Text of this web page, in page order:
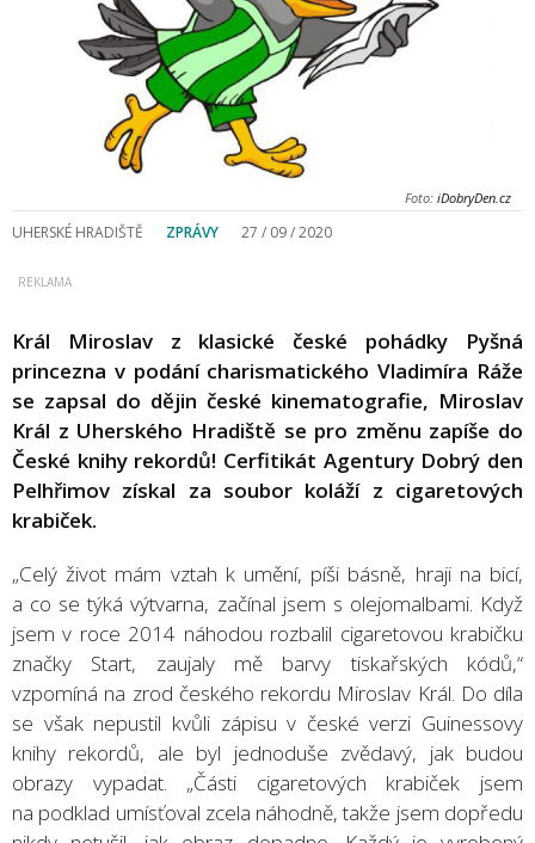
Foto: iDobryDen.cz
UHERSKÉ HRADIŠTĚ ZPRÁVY 27 / 09 / 2020
Král Miroslav z klasické české pohádky Pyšná
princezna v podání charismatického Vladimíra Ráže
se zapsal do dějin české kinematografie, Miroslav
Král z Uherského Hradiště se pro změnu zapíše do
České knihy rekordů! Cerfitikát Agentury Dobrý den
Pelhřimov získal za soubor koláží z cigaretových
krabiček.
„Celý život mám vztah k umění, píši básně, hraji na bicí,
a co se týká výtvarna, začínal jsem s olejomalbami. Když
jsem v roce 2014 náhodou rozbalil cigaretovou krabičku
značky Start, zaujaly mě barvy tiskařských kódů,“
vzpomíná na zrod českého rekordu Miroslav Král. Do díla
se však nepustil kvůli zápisu v české verzi Guinessovy
knihy rekordů, ale byl jednoduše zvědavý, jak budou
obrazy vypadat. „Části cigaretových krabiček jsem
na podklad umísťoval zcela náhodně, takže jsem dopředu